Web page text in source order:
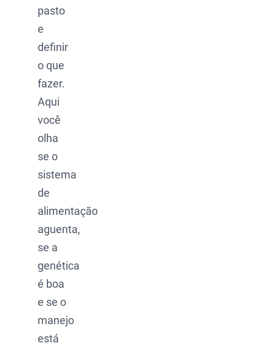
pasto
e
definir
o que
fazer.
Aqui
você
olha
se o
sistema
de
alimentação
aguenta,
se a
genética
é boa
e se o
manejo
está